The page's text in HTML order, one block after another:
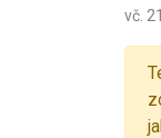
vč.